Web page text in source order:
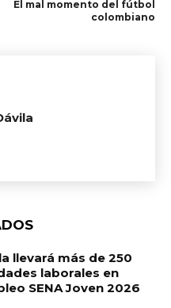
El mal momento del fútbol
colombiano
llevará más de 250
laborales en
SENA Joven 2026